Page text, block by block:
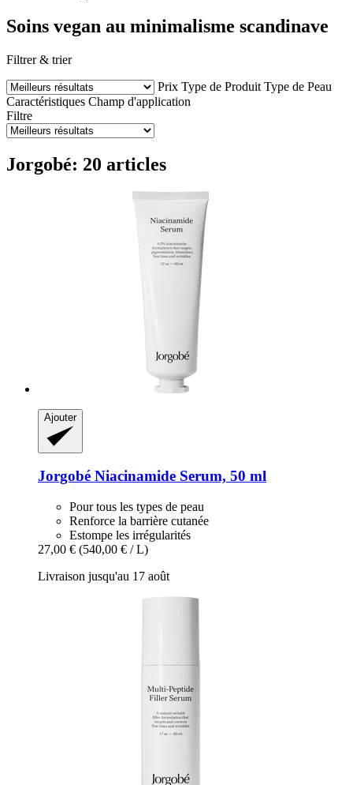
Soins vegan au minimalisme scandinave
Filtrer & trier
Prix Type de Produit Type de Peau
Caractéristiques Champ d'application
Filtre
Jorgobé: 20 articles
Ajouter
Jorgobé Niacinamide Serum, 50 ml
Pour tous les types de peau
Renforce la barrière cutanée
Estompe les irrégularités
27,00 € (540,00 € / L)
Livraison jusqu'au 17 août